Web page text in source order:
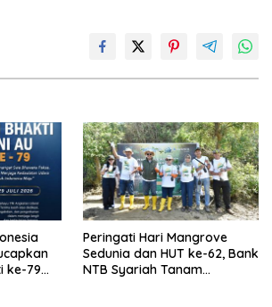
ke-79
Peringati Hari Mangrove
Sedunia dan HUT ke-62, Bank
NTB Syariah Tanam